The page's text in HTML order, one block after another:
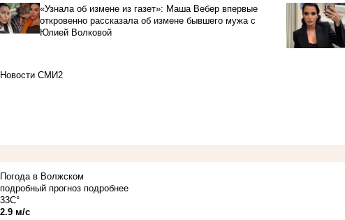
«Узнала об измене из газет»: Маша Вебер впервые
откровенно рассказала об измене бывшего мужа с
Юлией Волковой
Новости СМИ2
Погода в Волжском
подробный прогноз подробнее
33C°
2.9 м/с